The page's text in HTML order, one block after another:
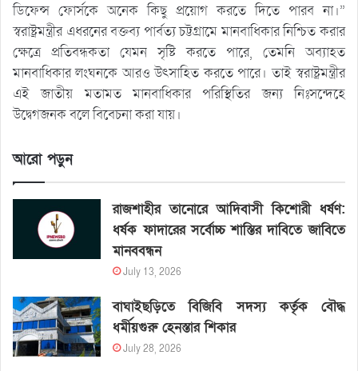
ডিফেন্স ফোর্সকে অনেক কিছু প্রয়োগ করতে দিতে পারব না।”
স্বরাষ্ট্রমন্ত্রীর এধরনের বক্তব্য পার্বত্য চট্টগ্রামে মানবাধিকার নিশ্চিত করার
ক্ষেত্রে প্রতিবন্ধকতা যেমন সৃষ্টি করতে পারে, তেমনি অব্যাহত
মানবাধিকার লংঘনকে আরও উৎসাহিত করতে পারে। তাই স্বরাষ্ট্রমন্ত্রীর
এই জাতীয় মতামত মানবাধিকার পরিস্থিতির জন্য নিঃসন্দেহে
উদ্বেগজনক বলে বিবেচনা করা যায়।
আরো পড়ুন
রাজশাহীর তানোরে আদিবাসী কিশোরী ধর্ষণ:
ধর্ষক ফাদারের সর্বোচ্চ শাস্তির দাবিতে জাবিতে
মানববন্ধন
July 13, 2026
বাঘাইছড়িতে বিজিবি সদস্য কর্তৃক বৌদ্ধ
ধর্মীয়গুরু হেনস্তার শিকার
July 28, 2026